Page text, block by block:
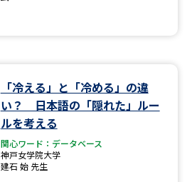
「冷える」と「冷める」の違
い？ 日本語の「隠れた」ルー
ルを考える
関心ワード：データベース
神戸女学院大学
建石 始 先生